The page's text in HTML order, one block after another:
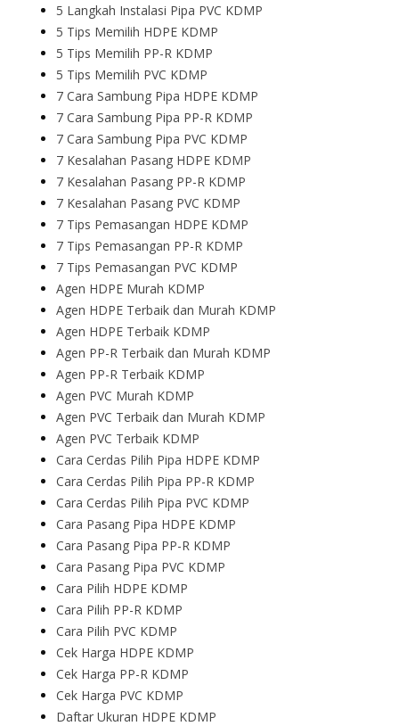
5 Langkah Instalasi Pipa PVC KDMP
5 Tips Memilih HDPE KDMP
5 Tips Memilih PP-R KDMP
5 Tips Memilih PVC KDMP
7 Cara Sambung Pipa HDPE KDMP
7 Cara Sambung Pipa PP-R KDMP
7 Cara Sambung Pipa PVC KDMP
7 Kesalahan Pasang HDPE KDMP
7 Kesalahan Pasang PP-R KDMP
7 Kesalahan Pasang PVC KDMP
7 Tips Pemasangan HDPE KDMP
7 Tips Pemasangan PP-R KDMP
7 Tips Pemasangan PVC KDMP
Agen HDPE Murah KDMP
Agen HDPE Terbaik dan Murah KDMP
Agen HDPE Terbaik KDMP
Agen PP-R Terbaik dan Murah KDMP
Agen PP-R Terbaik KDMP
Agen PVC Murah KDMP
Agen PVC Terbaik dan Murah KDMP
Agen PVC Terbaik KDMP
Cara Cerdas Pilih Pipa HDPE KDMP
Cara Cerdas Pilih Pipa PP-R KDMP
Cara Cerdas Pilih Pipa PVC KDMP
Cara Pasang Pipa HDPE KDMP
Cara Pasang Pipa PP-R KDMP
Cara Pasang Pipa PVC KDMP
Cara Pilih HDPE KDMP
Cara Pilih PP-R KDMP
Cara Pilih PVC KDMP
Cek Harga HDPE KDMP
Cek Harga PP-R KDMP
Cek Harga PVC KDMP
Daftar Ukuran HDPE KDMP